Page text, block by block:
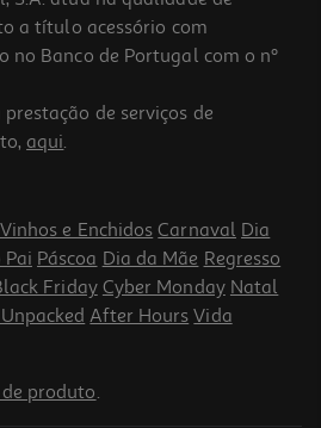
Talco 40un
a título acessório com
no Banco de Portugal com o nº
de serviços de
aqui.
e Enchidos Carnaval Dia
Pai Páscoa Dia da Mãe Regresso
Friday Cyber Monday Natal
After Hours Vida
produto.